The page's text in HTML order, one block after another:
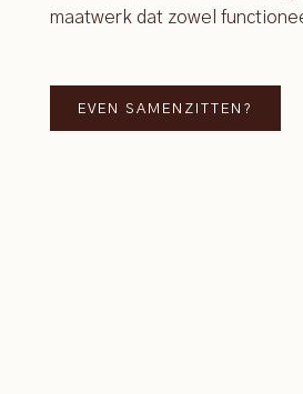
maatwerk dat zowel
EVEN SAMENZITTEN?